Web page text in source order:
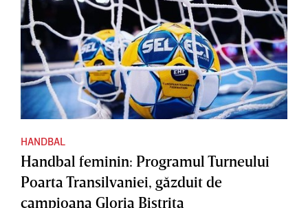
HANDBAL
Handbal feminin: Programul Turneului
Poarta Transilvaniei, găzduit de
campioana Gloria Bistriţa